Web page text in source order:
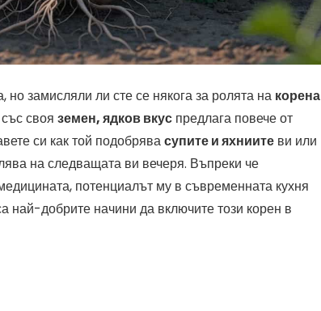
замисляли ли сте се някога за ролята на корена
своя земен, ядков вкус предлага повече от
си как той подобрявасупите и яхниите ви или
на следващата ви вечеря. Въпреки че
потенциалът му в съвременната кухня
най-добрите начини да включите този корен в